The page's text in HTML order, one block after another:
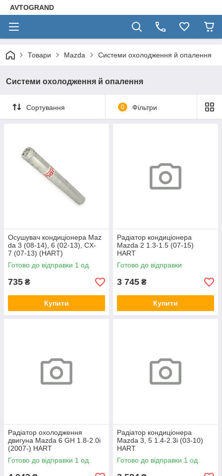
AVTOGRAND
Товари Mazda Системи охолодження й опалення
Системи охолодження й опалення
Сортування 0 Фільтри
Осушувач кондиціонера Maz
da 3 (08-14), 6 (02-13), CX-
7 (07-13) (HART)
Готово до відправки 1 од.
735 ₴
Купити
Радіатор кондиціонера
Mazda 2 1.3-1.5 (07-15)
HART
Готово до відправки
3 745 ₴
Купити
Радіатор охолодження
двигуна Mazda 6 GH 1.8-2.0i
(2007-) HART
Готово до відправки 1 од.
Радіатор кондиціонера
Mazda 3, 5 1.4-2.3i (03-10)
HART
Готово до відправки 1 од.